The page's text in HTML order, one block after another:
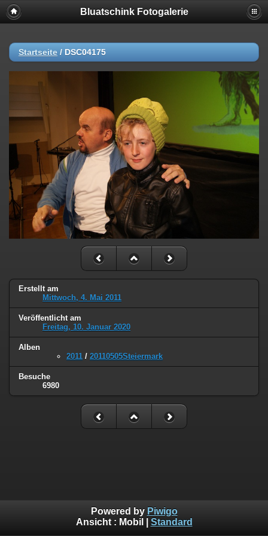
Bluatschink Fotogalerie
Startseite / DSC04175
Erstellt am
Mittwoch, 4. Mai 2011
Veröffentlicht am
Freitag, 10. Januar 2020
Alben
2011 / 20110505Steiermark
Besuche
6980
Powered by Piwigo
Ansicht : Mobil Standard